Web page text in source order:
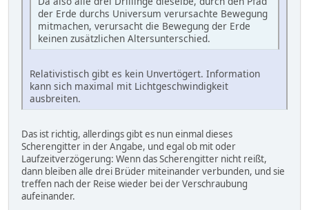
der Erde durchs Universum verursachte Bewegung
mitmachen, verursacht die Bewegung der Erde
keinen zusätzlichen Altersunterschied.
Relativistisch gibt es kein Unvertögert. Information
kann sich maximal mit Lichtgeschwindigkeit
ausbreiten.
Das ist richtig, allerdings gibt es nun einmal dieses
Scherengitter in der Angabe, und egal ob mit oder
Laufzeitverzögerung: Wenn das Scherengitter nicht reißt,
dann bleiben alle drei Brüder miteinander verbunden, und sie
treffen nach der Reise wieder bei der Verschraubung
aufeinander.